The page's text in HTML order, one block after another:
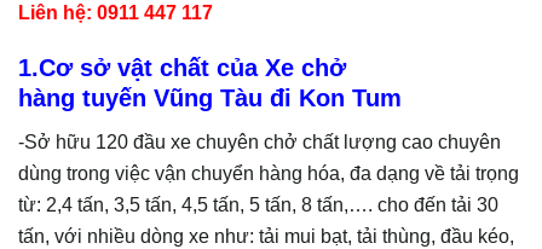
Liên hệ: 0911 447 117
1.Cơ sở vật chất của Xe chở
hàng tuyến Vũng Tàu đi Kon Tum
-Sở hữu 120 đầu xe chuyên chở chất lượng cao chuyên
dùng trong việc vận chuyển hàng hóa, đa dạng về tải trọng
từ: 2,4 tấn, 3,5 tấn, 4,5 tấn, 5 tấn, 8 tấn,…. cho đến tải 30
tấn, với nhiều dòng xe như: tải mui bạt, tải thùng, đầu kéo,